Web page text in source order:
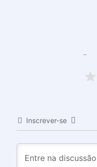
Inscrever-se